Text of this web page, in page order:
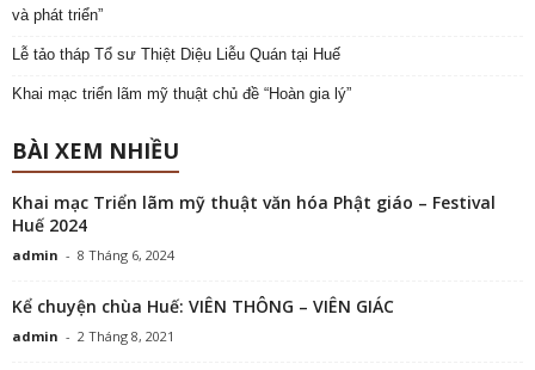
và phát triển”
Lễ tảo tháp Tổ sư Thiệt Diệu Liễu Quán tại Huế
Khai mạc triển lãm mỹ thuật chủ đề “Hoàn gia lý”
BÀI XEM NHIỀU
Khai mạc Triển lãm mỹ thuật văn hóa Phật giáo – Festival
Huế 2024
admin - 8 Tháng 6, 2024
Kể chuyện chùa Huế: VIÊN THÔNG – VIÊN GIÁC
admin - 2 Tháng 8, 2021